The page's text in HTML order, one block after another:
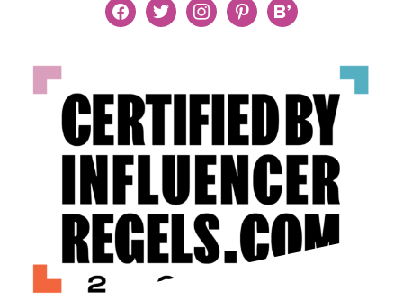
facebooktwitter instagrampinterestbloglovin